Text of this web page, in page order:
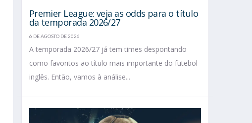
Premier League: veja as odds para o título
da temporada 2026/27
6 DE AGOSTO DE 2026
A temporada 2026/27 já tem times despontando
como favoritos ao título mais importante do futebol
inglês. Então, vamos à análise...